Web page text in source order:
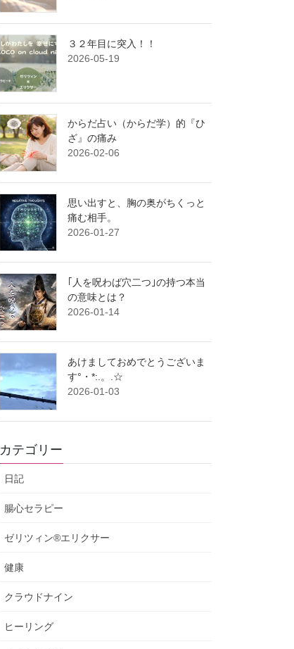
３２年目に突入！！
2026-05-19
からだ占い（からだ学）的『ひ
ざ』の痛み
2026-02-06
思い出すと、胸の奥がちくっと
痛む相手。
2026-01-27
｢人を呪わば穴二つ｣の持つ本当
の意味とは？
2026-01-14
あけましておめでとうございま
す°・*:.。.☆
2026-01-03
カテゴリー
日記
腸心セラピー
ゼリツィン®エリクサー
健康
クラウドナイン
ヒーリング